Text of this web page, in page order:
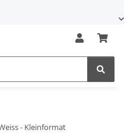
- Kleinformat